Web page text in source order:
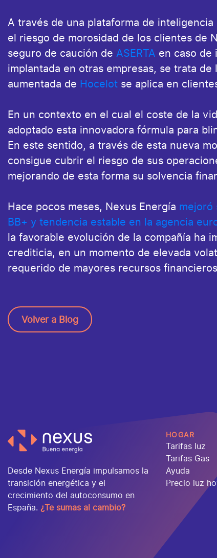
A través de una plataforma de
el riesgo de morosidad de los clientes de
seguro de caución de ASERTA en caso de
implantada en otras empresas, se trata
aumentada de Hocelot se aplica en
En un contexto en el cual el coste de la
adoptado esta innovadora fórmula para
En este sentido, a través de esta nueva
consigue cubrir el riesgo de sus
mejorando de esta forma su solvencia
Hace pocos meses, Nexus Energía mejoró
BB+ y tendencia estable en la agencia
la favorable evolución de la compañía ha
crediticia, en un momento de elevada
requerido de mayores recursos
Volver a Blog
Desde Nexus Energía impulsamos la
transición energética y el
crecimiento del autoconsumo en
España. ¿Te sumas al cambio?
HOGAR
Tarifas luz
Tarifas Gas
Ayuda
Precio luz